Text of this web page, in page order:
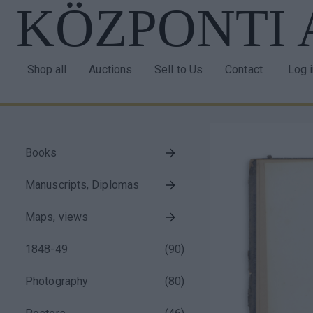
Skip
main
navigation
Shop all Auctions Sell to Us Contact Log
block
Books
Manuscripts, Diplomas
Maps, views
1848-49 (90)
Photography (80)